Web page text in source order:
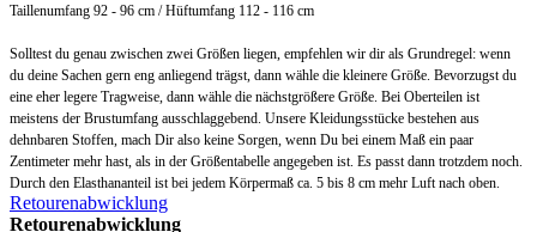
Taillenumfang 92 - 96 cm / Hüftumfang 112 - 116 cm
Solltest du genau zwischen zwei Größen liegen, empfehlen wir dir als Grundregel: wenn
du deine Sachen gern eng anliegend trägst, dann wähle die kleinere Größe. Bevorzugst du
eine eher legere Tragweise, dann wähle die nächstgrößere Größe. Bei Oberteilen ist
meistens der Brustumfang ausschlaggebend. Unsere Kleidungsstücke bestehen aus
dehnbaren Stoffen, mach Dir also keine Sorgen, wenn Du bei einem Maß ein paar
Zentimeter mehr hast, als in der Größentabelle angegeben ist. Es passt dann trotzdem noch.
Durch den Elasthananteil ist bei jedem Körpermaß ca. 5 bis 8 cm mehr Luft nach oben.
Retourenabwicklung
Retourenabwicklung